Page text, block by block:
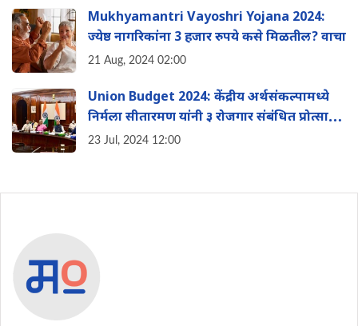
Mukhyamantri Vayoshri Yojana 2024:
ज्येष्ठ नागरिकांना 3 हजार रुपये कसे मिळतील? वाचा
21 Aug, 2024 02:00
Union Budget 2024: केंद्रीय अर्थसंकल्पामध्ये
न‍िर्मला स‍ीतारमण यांनी ३ रोजगार संबंध‍ित प्रोत्साहन
योजना जाहीर केल्या
23 Jul, 2024 12:00